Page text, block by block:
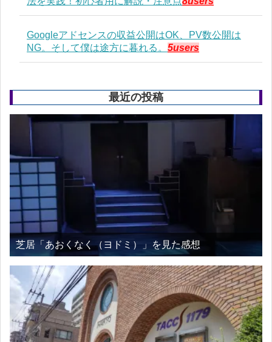
Googleアドセンスの収益公開はOK、PV数公開は
NG。そして僕は途方に暮れる。 5users
最近の投稿
芝居「あおくなく（ヨドミ）」を見た感想